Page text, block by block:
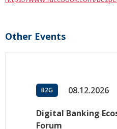
Other Events
B2G 08.12.2026
Digital Banking
Forum